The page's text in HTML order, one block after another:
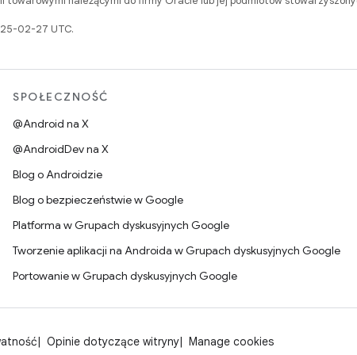
02-27 UTC.
SPOŁECZNOŚĆ
@Android na X
@AndroidDev na X
Blog o Androidzie
Blog o bezpieczeństwie w Google
Platforma w Grupach dyskusyjnych Google
Tworzenie aplikacji na Androida w Grupach dyskusyjnych Google
Portowanie w Grupach dyskusyjnych Google
Opinie dotyczące witryny Manage cookies